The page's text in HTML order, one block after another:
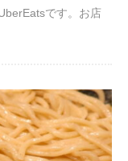
です。お店